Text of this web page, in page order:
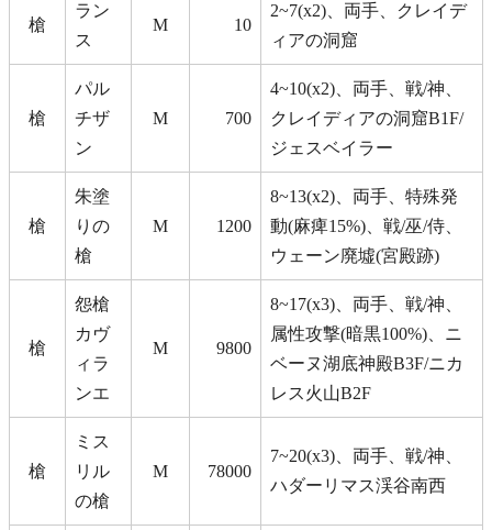
槍
ラン
ス
M 10
2~7(x2)、両手、クレイデ
ィアの洞窟
槍
パル
チザ
ン
M 700
4~10(x2)、両手、戦/神、
クレイディアの洞窟B1F/
ジェスベイラー
槍
朱塗
りの
槍
M 1200
8~13(x2)、両手、特殊発
動(麻痺15%)、戦/巫/侍、
ウェーン廃墟(宮殿跡)
槍
怨槍
カヴ
ィラ
ンエ
M 9800
8~17(x3)、両手、戦/神、
属性攻撃(暗黒100%)、ニ
ベーヌ湖底神殿B3F/ニカ
レス火山B2F
槍
ミス
リル
の槍
M 78000
7~20(x3)、両手、戦/神、
ハダーリマス渓谷南西